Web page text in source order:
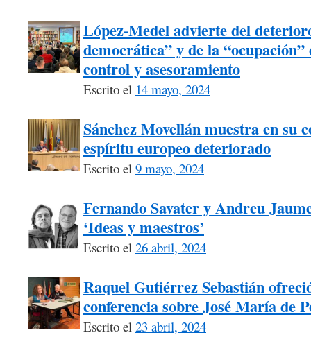
López-Medel advierte del
democrática” y de la
control y asesoramiento
Escrito el 14 mayo, 2024
Sánchez Movellán muestra en su
espíritu europeo deteriorado
Escrito el 9 mayo, 2024
Fernando Savater y Andreu
‘Ideas y maestros’
Escrito el 26 abril, 2024
Raquel Gutiérrez Sebastián
conferencia sobre José María de
Escrito el 23 abril, 2024